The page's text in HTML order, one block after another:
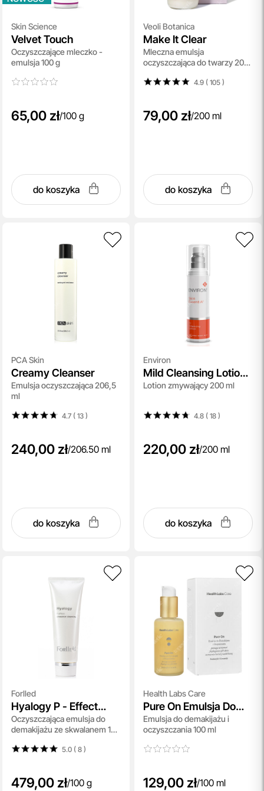
Skin Science
Velvet Touch
Oczyszczające mleczko -
emulsja 100 g
65,00 zł/100 g
do koszyka
Veoli Botanica
Make It Clear
Mleczna emulsja
oczyszczająca do twarzy 200
4.9 ( 105)
79,00 zł/200 ml
do koszyka
PCA Skin
Creamy Cleanser
Emulsja oczyszczająca 206,5
ml
4.7 ( 13)
240,00 zł/206.50 ml
do koszyka
Environ
Mild Cleansing Lotion
Skin EssentiA
Lotion zmywający 200 ml
4.8 ( 18)
220,00 zł/200 ml
do koszyka
Forlled
Hyalogy P - Effect
Clearance Cleansing
Oczyszczająca emulsja do
demakijażu ze skwalanem 100
5.0 ( 8)
479,00 zł/100 g
Health Labs Care
Pure On Emulsja Do
Demakijażu
Emulsja do demakijażu i
oczyszczania 100 ml
129,00 zł/100 ml